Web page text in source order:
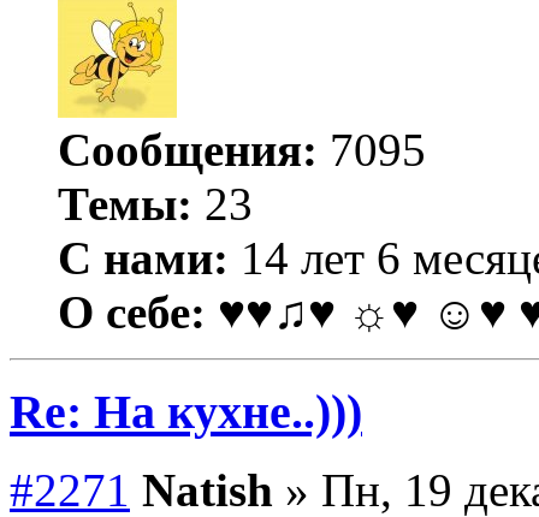
Сообщения: 7095
Темы: 23
С нами: 14 лет 6
О себе: ♥♥♫♥ ☼♥ ☺♥
Re: На кухне..)))
#2271 Natish » Пн, 19